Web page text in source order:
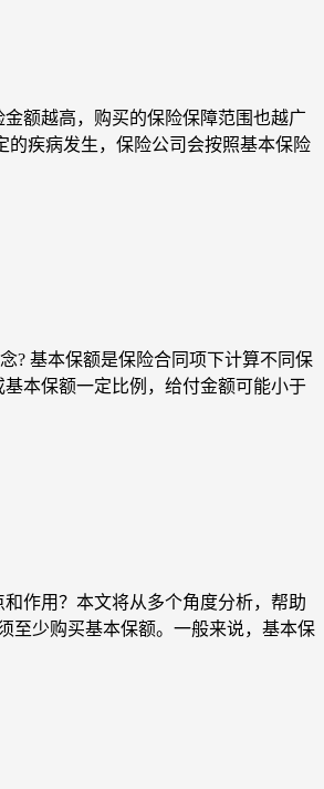
额越高，购买的保险保障范围也越广
的疾病发生，保险公司会按照基本保险
? 基本保额是保险合同项下计算不同保
本保额一定比例，给付金额可能小于
作用？本文将从多个角度分析，帮助
至少购买基本保额。一般来说，基本保